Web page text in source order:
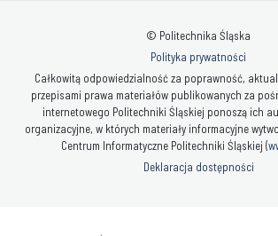
© Politechnika Śląska
Polityka prywatności
Całkowitą odpowiedzialność za poprawność,
przepisami prawa materiałów publikowanych za
internetowego Politechniki Śląskiej ponoszą ich
organizacyjne, w których materiały informacyjne
Centrum Informatyczne Politechniki Śląskiej (
Deklaracja dostępności